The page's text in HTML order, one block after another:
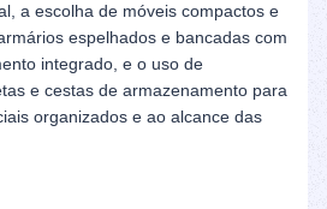
a escolha de móveis compactos e
espelhados e bancadas com
integrado, e o uso de
e cestas de armazenamento para
organizados e ao alcance das